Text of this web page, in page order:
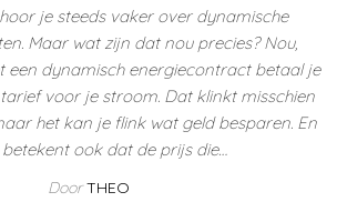
je steeds vaker over dynamische
Maar wat zijn dat nou precies? Nou,
een dynamisch energiecontract betaal je
voor je stroom. Dat klinkt misschien
het kan je flink wat geld besparen. En
ook dat de prijs die…
Door THEO